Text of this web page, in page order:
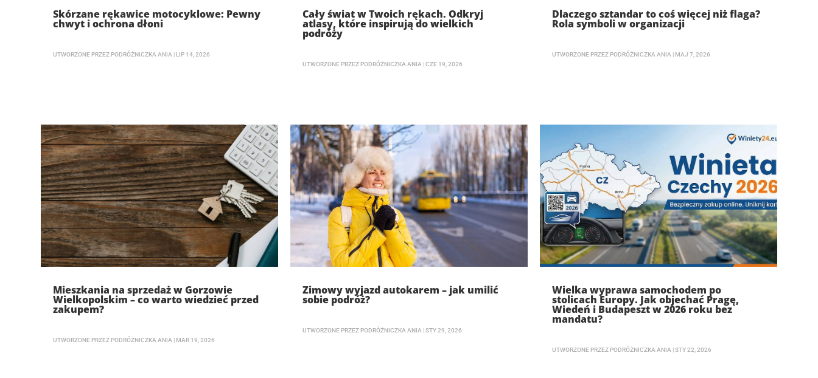
Skórzane rękawice motocyklowe: Pewny
chwyt i ochrona dłoni
UTWORZONE PRZEZ PODRÓŻNICZKA ANIA | LIP 14, 2026
Cały świat w Twoich rękach. Odkryj
atlasy, które inspirują do wielkich
podróży
UTWORZONE PRZEZ PODRÓŻNICZKA ANIA |CZE 19, 2026
Dlaczego sztandar to coś więcej niż flaga?
Rola symboli w organizacji
UTWORZONE PRZEZ PODRÓŻNICZKA ANIA | MAJ 7, 2026
Mieszkania na sprzedaż w Gorzowie
Wielkopolskim – co warto wiedzieć przed
zakupem?
UTWORZONE PRZEZ PODRÓŻNICZKA ANIA | MAR 19, 2026
Zimowy wyjazd autokarem – jak umilić
sobie podróż?
UTWORZONE PRZEZ PODRÓŻNICZKA ANIA |STY 29, 2026
Wielka wyprawa samochodem po
stolicach Europy. Jak objechać Pragę,
Wiedeń i Budapeszt w 2026 roku bez
mandatu?
UTWORZONE PRZEZ PODRÓŻNICZKA ANIA |STY 22, 2026